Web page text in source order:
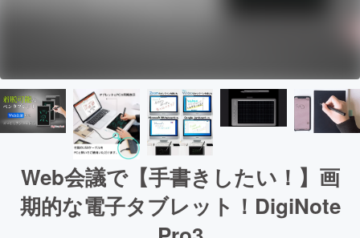
Web会議で【手書きしたい！】画
期的な電子タブレット！DigiNote